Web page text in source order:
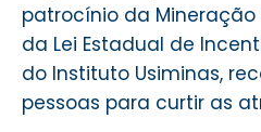
patrocínio da Mineração
da Lei Estadual de
do Instituto Usiminas,
pessoas para curtir as